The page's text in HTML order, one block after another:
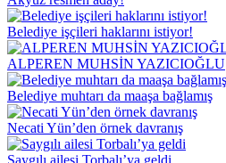
Belediye işçileri haklarını istiyor!
ALPEREN MUHSİN YAZICIOĞLU
Belediye muhtarı da maaşa bağlamış
Necati Yün’den örnek davranış
Saygılı ailesi Torbalı’ya geldi